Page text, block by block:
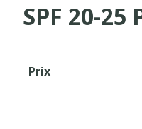
SPF 20-
Prix